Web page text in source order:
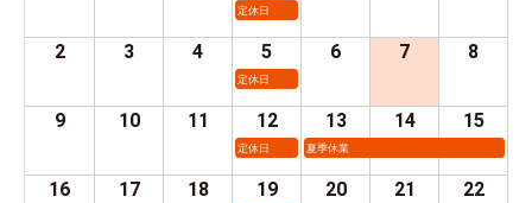
定休日
2 3 4 5
定休日
6 7 8
9 10 11 12
定休日
13
夏季休業
14 15
16 17 18 19 20 21 22